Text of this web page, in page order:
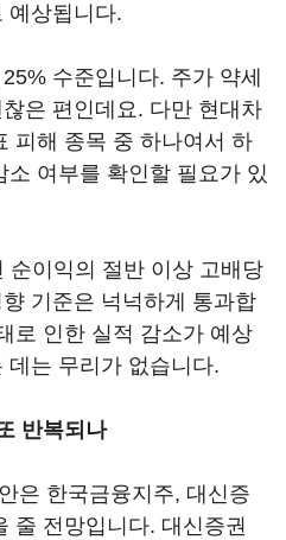
예상됩니다.
수준입니다. 주가 약세
은 편인데요. 다만 현대차
피해 종목 중 하나여서 하
여부를 확인할 필요가 있
순이익의 절반 이상 고배당
기준은 넉넉하게 통과합
로 인한 실적 감소가 예상
데는 무리가 없습니다.
반복되나
은 한국금융지주, 대신증
줄 전망입니다. 대신증권